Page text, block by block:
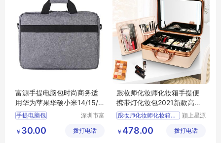
富源手提电脑包时尚商务适
用华为苹果华硕小米14/15/1
6/17英寸工厂定制
手提电脑包
深圳市富
限公司
￥ 30.00 拨打电话
跟妆师化妆师化妆箱手提便
携带灯化妆包2021新款高级
感化妆盒
跟妆师化妆师化妆箱手提便
颍上星源
有限公司
￥ 478.00 拨打电话